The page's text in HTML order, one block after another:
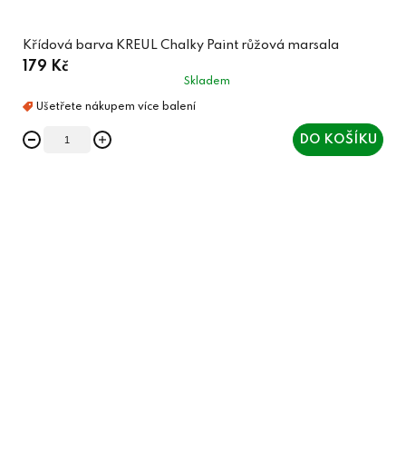
Křídová barva KREUL Chalky Paint růžová marsala
179 Kč
Skladem
DO KOŠÍKU